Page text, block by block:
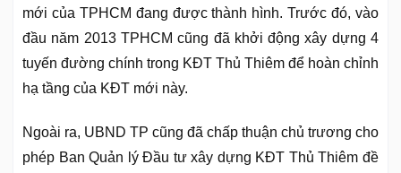
mới của TPHCM đang được thành hình. Trước đó, vào
đầu năm 2013 TPHCM cũng đã khởi động xây dựng 4
tuyến đường chính trong KĐT Thủ Thiêm để hoàn chỉnh
hạ tầng của KĐT mới này.
Ngoài ra, UBND TP cũng đã chấp thuận chủ trương cho
phép Ban Quản lý Đầu tư xây dựng KĐT Thủ Thiêm đề